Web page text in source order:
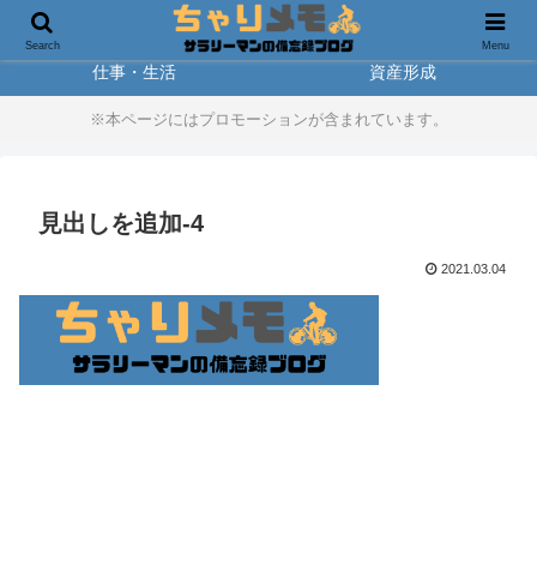
製品レビュー
仕事・生活 資産形成
※本ページにはプロモーションが含まれています。
見出しを追加-4
2021.03.04
Search Menu